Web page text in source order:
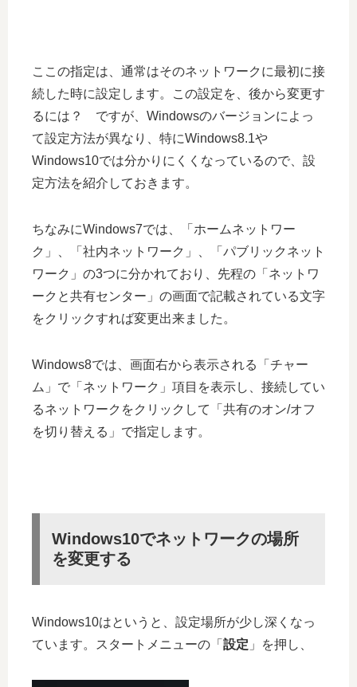
ここの指定は、通常はそのネットワークに最初に接
続した時に設定します。この設定を、後から変更す
るには？ ですが、Windowsのバージョンによっ
て設定方法が異なり、特にWindows8.1や
Windows10では分かりにくくなっているので、設
定方法を紹介しておきます。
ちなみにWindows7では、「ホームネットワー
ク」、「社内ネットワーク」、「パブリックネット
ワーク」の3つに分かれており、先程の「ネットワ
ークと共有センター」の画面で記載されている文字
をクリックすれば変更出来ました。
Windows8では、画面右から表示される「チャー
ム」で「ネットワーク」項目を表示し、接続してい
るネットワークをクリックして「共有のオン/オフ
を切り替える」で指定します。
Windows10でネットワークの場所
を変更する
Windows10はというと、設定場所が少し深くなっ
ています。スタートメニューの「 設定 」を押し、